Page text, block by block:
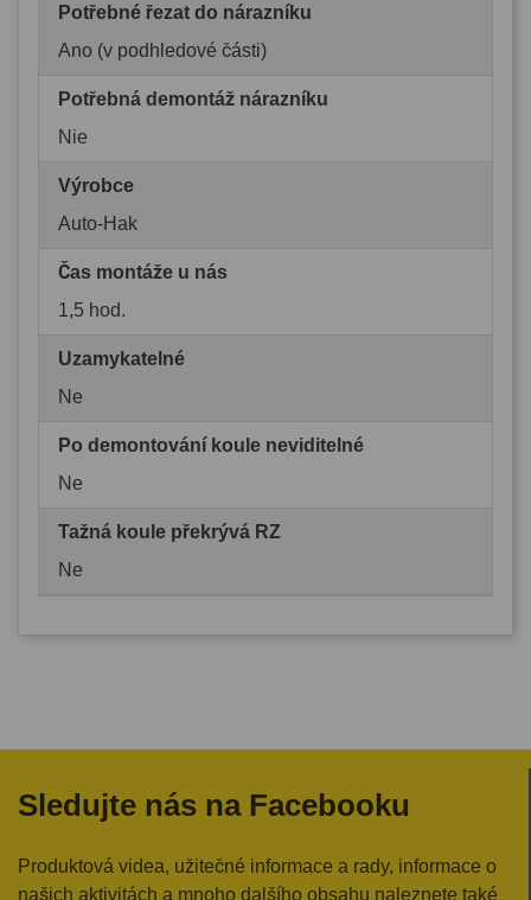
Potřebné řezat do nárazníku
Ano (v podhledové části)
Potřebná demontáž nárazníku
Nie
Výrobce
Auto-Hak
Čas montáže u nás
1,5 hod.
Uzamykatelné
Ne
Po demontování koule neviditelné
Ne
Tažná koule překrývá RZ
Ne
Sledujte nás na Facebooku
Produktová videa, užitečné informace a rady, informace o
našich aktivitách a mnoho dalšího obsahu naleznete také